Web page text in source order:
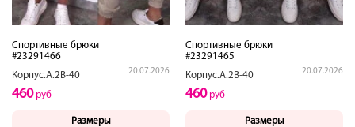
Спортивные брюки
#23291466
Корпус.А.2В-40
20.07.2026
460руб
Размеры
Спортивные брюки
#23291465
Корпус.А.2В-40
20.07.2026
460руб
Размеры